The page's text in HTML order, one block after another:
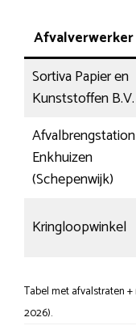
Afvalverwerker
Sortiva Papier en
Kunststoffen B.V.
Afvalbrengstation
Enkhuizen
(Schepenwijk)
Kringloopwinkel
Tabel met afvalstraten
2026).